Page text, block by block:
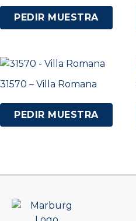
PEDIR MUESTRA
31570 – Villa Romana
PEDIR MUESTRA